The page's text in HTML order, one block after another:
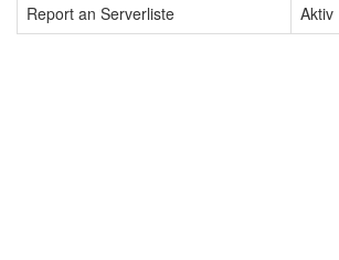
Report an Serverliste
Aktiv